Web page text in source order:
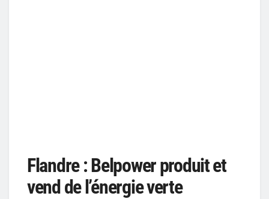
Flandre : Belpower produit et
vend de l’énergie verte